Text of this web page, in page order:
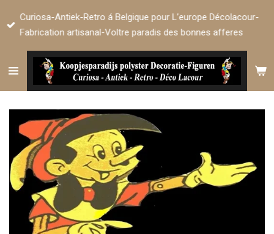
Passer
au
principal
Curiosa-Antiek-Retro á Belgique pour L’europe Décolacour-
Fabrication artisanal-Voltre paradis des bonnes afferes